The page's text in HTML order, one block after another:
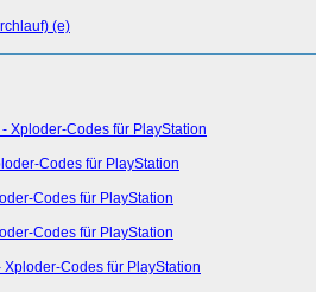
(e)
Xploder-Codes für PlayStation
Codes für PlayStation
Codes für PlayStation
Codes für PlayStation
Codes für PlayStation